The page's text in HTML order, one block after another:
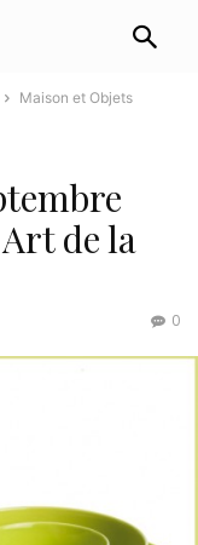
Maison et Objets
de la
0